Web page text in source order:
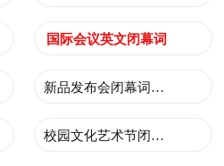
国际会议英文闭幕词
新品发布会闭幕词范文
校园文化艺术节闭幕词